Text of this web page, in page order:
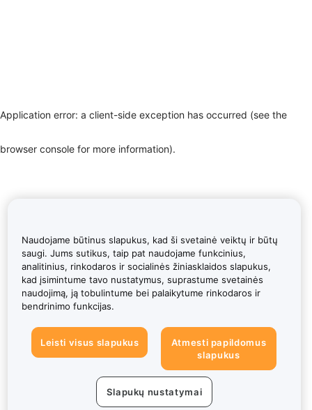
Application error: a client-side exception has occurred (see the
browser console for more information).
Naudojame būtinus slapukus, kad ši svetainė veiktų ir būtų
saugi. Jums sutikus, taip pat naudojame funkcinius,
analitinius, rinkodaros ir socialinės žiniasklaidos slapukus,
kad įsimintume tavo nustatymus, suprastume svetainės
naudojimą, ją tobulintume bei palaikytume rinkodaros ir
bendrinimo funkcijas.
Leisti visus slapukus
Atmesti papildomus
slapukus
Slapukų nustatymai